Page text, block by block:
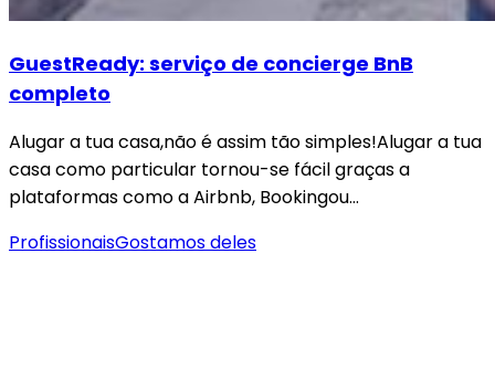
GuestReady: serviço de concierge BnB
completo
Alugar a tua casa,não é assim tão simples!Alugar a tua
casa como particular tornou-se fácil graças a
plataformas como a Airbnb, Bookingou…
ProfissionaisGostamos deles